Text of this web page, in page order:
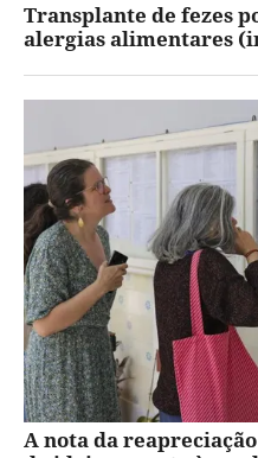
Transplante de fezes
alergias alimentares
A nota da